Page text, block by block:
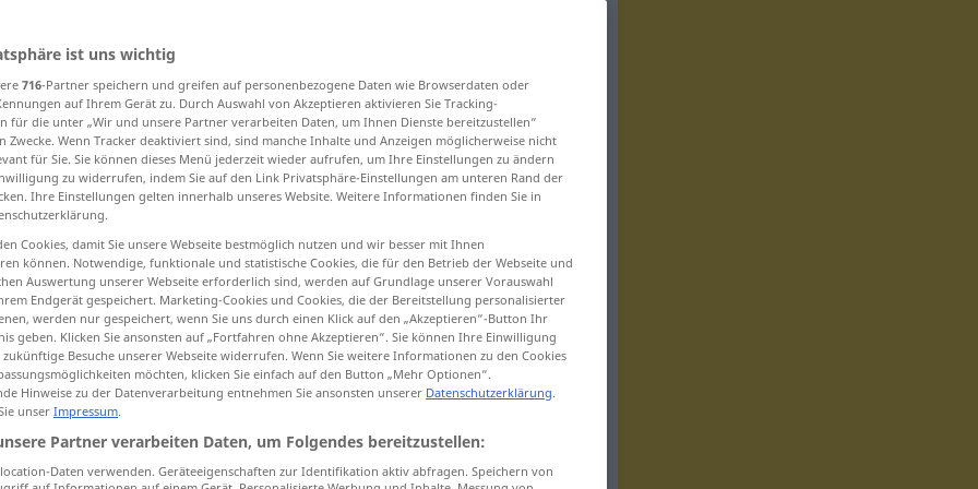
Aufrechterhaltung, Beibehalten
Verfechtung
Partei Unterhalt
maintenanceof buildingetc
maintenance TECH of machinesetc
ist uns wichtig
716-Partner speichern und greifen auf personenbezogene Daten wie Browserdaten oder
auf Ihrem Gerät zu. Durch Auswahl von Akzeptieren aktivieren Sie Tracking-
für die unter „Wir und unsere Partner verarbeiten Daten, um Ihnen Dienste bereitzustellen“
Zwecke. Wenn Tracker deaktiviert sind, sind manche Inhalte und Anzeigen möglicherweise nicht
für Sie. Sie können dieses Menü jederzeit wieder aufrufen, um Ihre Einstellungen zu ändern
zu widerrufen, indem Sie auf den Link Privatsphäre-Einstellungen am unteren Rand der
Ihre Einstellungen gelten innerhalb unseres Website. Weitere Informationen finden Sie in
Cookies, damit Sie unsere Webseite bestmöglich nutzen und wir besser mit Ihnen
können. Notwendige, funktionale und statistische Cookies, die für den Betrieb der Webseite und
Auswertung unserer Webseite erforderlich sind, werden auf Grundlage unserer Vorauswahl
Endgerät gespeichert. Marketing-Cookies und Cookies, die der Bereitstellung personalisierter
werden nur gespeichert, wenn Sie uns durch einen Klick auf den „Akzeptieren“-Button Ihr
geben. Klicken Sie ansonsten auf „Fortfahren ohne Akzeptieren“. Sie können Ihre Einwilligung
Besuche unserer Webseite widerrufen. Wenn Sie weitere Informationen zu den Cookies
möchten, klicken Sie einfach auf den Button „Mehr Optionen“.
Hinweise zu der Datenverarbeitung entnehmen Sie ansonsten unserer Datenschutzerklärung.
unser Impressum.
Partner verarbeiten Daten, um Folgendes bereitzustellen:
Daten verwenden. Geräteeigenschaften zur Identifikation aktiv abfragen. Speichern von